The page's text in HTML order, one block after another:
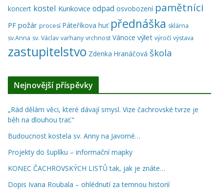
koncert kostel Kunkovice odpad osvobození pamětníci
PF požár procesí Páteříkova huť přednáška sklárna
sv.Anna sv. Václav varhany vrchnost Vánoce výlet výročí výstava
zastupitelstvo Zdenka Hranáčová škola
Nejnovější příspěvky
„Rád dělám věci, které dávají smysl. Vize čachrovské tvrze je
běh na dlouhou trať.“
Budoucnost kostela sv. Anny na Javorné…
Projekty do šuplíku – informační mapky
KONEC ČACHROVSKÝCH LISTŮ tak, jak je znáte…
Dopis Ivana Roubala – ohlédnutí za temnou historií